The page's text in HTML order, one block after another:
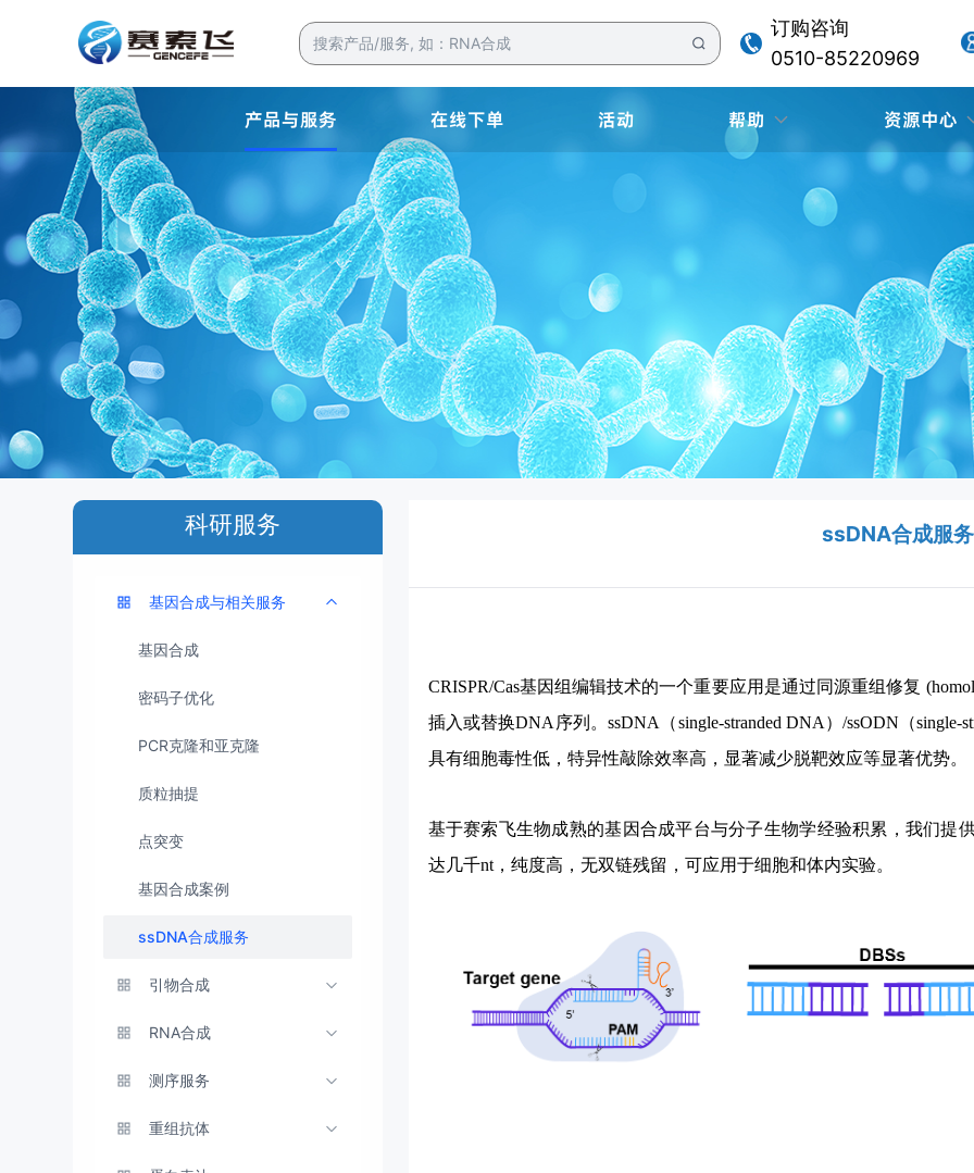
订购咨询
0510-85220969
产品与服务 在线下单 活动 帮助 资源中心
科研服务
基因合成与相关服务
基因合成
密码子优化
PCR克隆和亚克隆
质粒抽提
点突变
基因合成案例
ssDNA合成服务
引物合成
RNA合成
测序服务
重组抗体
ssDNA合成服务
CRISPR/Cas基因组编辑技术的一个重要应用是通过同源重组修复
插入或替换DNA序列。ssDNA（single-stranded DNA）/ssODN（single-
具有细胞毒性低，特异性敲除效率高，显著减少脱靶效应等显著优势。
基于赛索飞生物成熟的基因合成平台与分子生物学经验积累，我们提
达几千nt，纯度高，无双链残留，可应用于细胞和体内实验。